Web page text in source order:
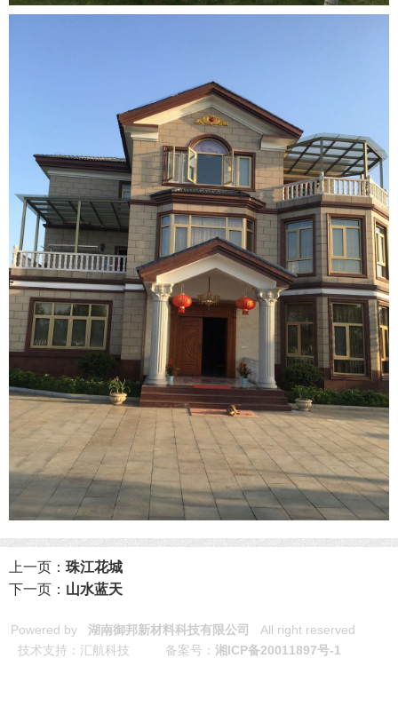
上一页： 珠江花城
下一页： 山水蓝天
Powered by 湖南御邦新材料科技有限公司
All right reserved
技术支持：汇航科技 备案号： 湘ICP备20011897号-1